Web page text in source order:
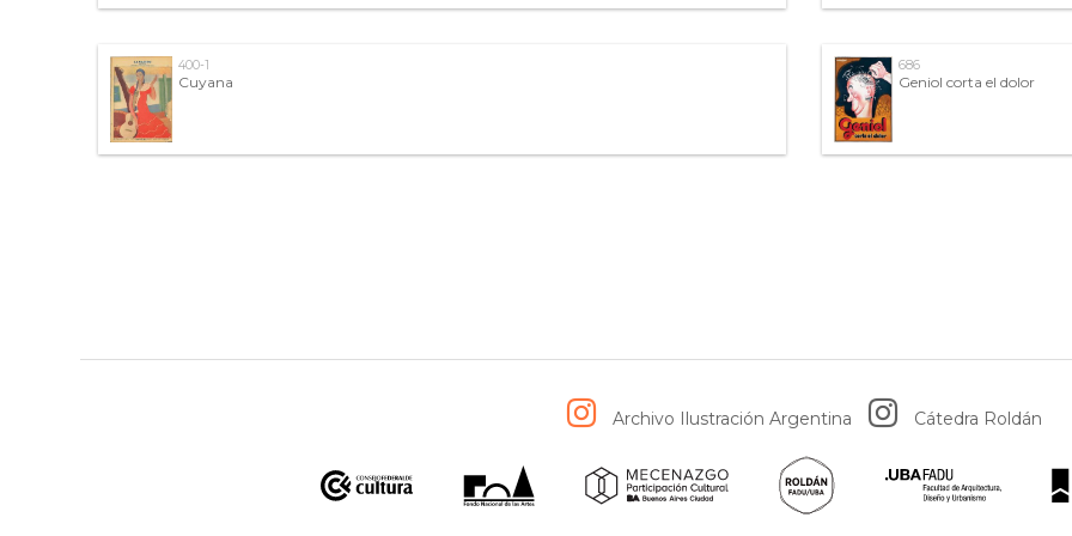
400-1
Cuyana
686
Geniol corta el dolor
Archivo Ilustración Argentina Cátedra Roldán